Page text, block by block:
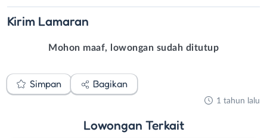
Kirim Lamaran
Mohon maaf, lowongan sudah ditutup
Simpan Bagikan
1 tahun lalu
Lowongan Terkait